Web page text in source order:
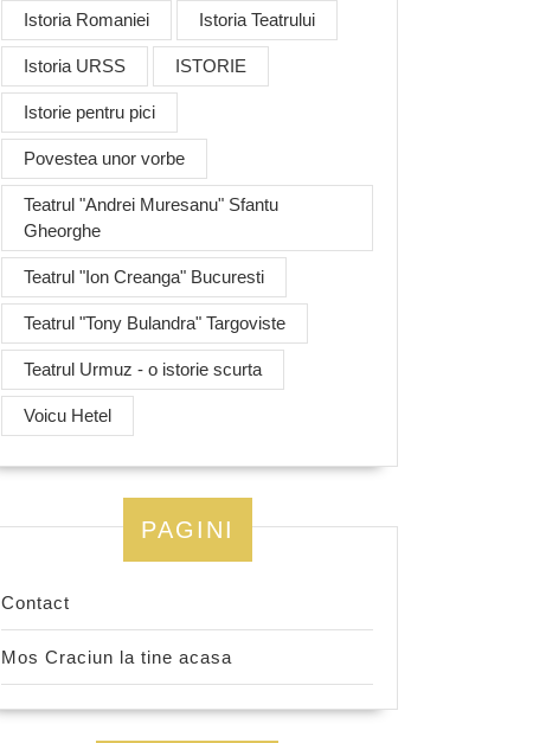
Istoria Romaniei Istoria Teatrului
Istoria URSS ISTORIE
Istorie pentru pici
Povestea unor vorbe
Teatrul "Andrei Muresanu" Sfantu
Gheorghe
Teatrul "Ion Creanga" Bucuresti
Teatrul "Tony Bulandra" Targoviste
Teatrul Urmuz - o istorie scurta
Voicu Hetel
PAGINI
Contact
Mos Craciun la tine acasa